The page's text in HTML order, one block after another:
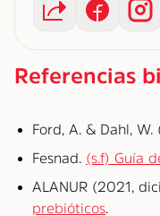
Referencias
Ford, A. & Dahl,
Fesnad. (s.f) Guía
ALANUR (2021,
prebióticos